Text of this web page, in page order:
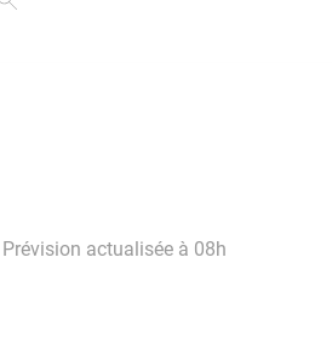
Prévision actualisée à 08h